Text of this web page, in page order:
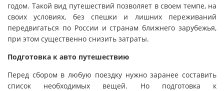
годом. Такой вид путешествий позволяет в своем темпе, на
своих условиях, без спешки и лишних переживаний
передвигаться по России и странам ближнего зарубежья,
при этом существенно снизить затраты.
Подготовка к авто путешествию
Перед сбором в любую поездку нужно заранее составить
список необходимых вещей. Но подготовка к